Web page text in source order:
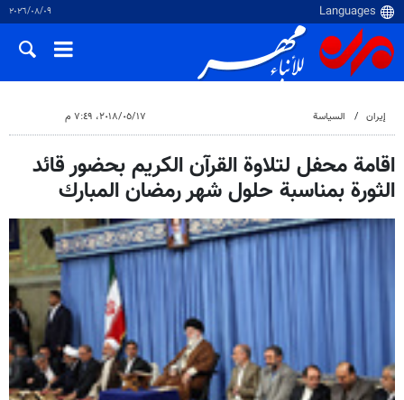
٠٩‏/٠٨‏/٢٠٢٦
إيران السياسة ١٧‏/٠٥‏/٢٠١٨، ٧:٤٩ م
اقامة محفل لتلاوة القرآن الكريم بحضور قائد
الثورة بمناسبة حلول شهر رمضان المبارك